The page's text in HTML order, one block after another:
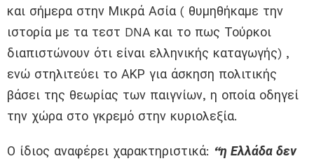
και σήμερα στην Μικρά Ασία ( θυμηθήκαμε την
ιστορία με τα τεστ DNA και το πως Τούρκοι
διαπιστώνουν ότι είναι ελληνικής καταγωγής) ,
ενώ στηλιτεύει το ΑΚΡ για άσκηση πολιτικής
βάσει της θεωρίας των παιγνίων, η οποία οδηγεί
την χώρα στο γκρεμό στην κυριολεξία.
Ο ίδιος αναφέρει χαρακτηριστικά: “η Ελλάδα δεν